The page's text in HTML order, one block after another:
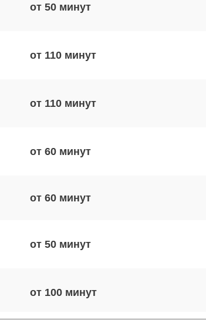
от 50
от 110
от 110
от 60
от 60
от 50
от 100